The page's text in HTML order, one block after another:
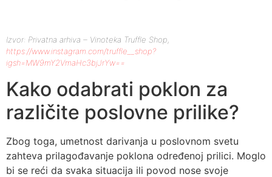
Izvor: Privatna arhiva – Vinoteka Truffle Shop,
https://www.instagram.com/truffle__shop?
igsh=MW9mY2VmaHc3bjJrYw==
Kako odabrati poklon za
različite poslovne prilike?
Zbog toga, umetnost darivanja u poslovnom svetu
zahteva prilagođavanje poklona određenoj prilici. Moglo
bi se reći da svaka situacija ili povod nose svoje